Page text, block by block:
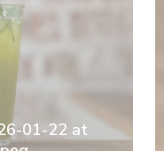
01-22 at